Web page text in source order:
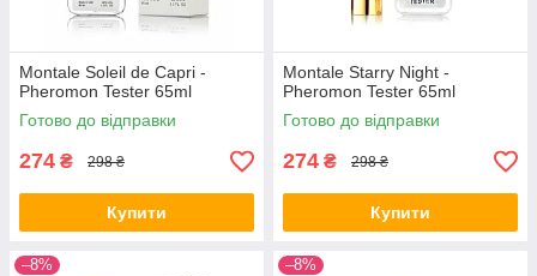
Montale Soleil de Capri -
Pheromon Tester 65ml
Готово до відправки
274 ₴ 298 ₴
Купити
Montale Starry Night -
Pheromon Tester 65ml
Готово до відправки
274 ₴ 298 ₴
Купити
–8% –8%